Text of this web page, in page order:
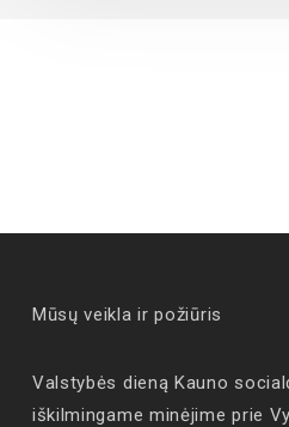
Mūsų veikla ir požiūris
Valstybės dieną Kauno
iškilmingame minėjime prie